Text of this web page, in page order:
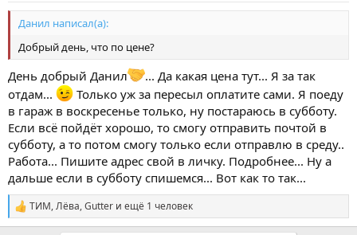
Данил написал(а):
Добрый день, что по цене?
День добрый Данил
... Да какая цена тут... Я за так
отдам...
Только уж за пересыл оплатите сами. Я поеду
в гараж в воскресенье только, ну постараюсь в субботу.
Если всё пойдёт хорошо, то смогу отправить почтой в
субботу, а то потом смогу только если отправлю в среду..
Работа... Пишите адрес свой в личку. Подробнее... Ну а
дальше если в субботу спишемся... Вот как то так...
С
и
ТИМ,Лёва,Gutter и ещё 1 человек